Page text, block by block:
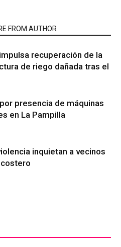
FROM AUTHOR
recuperación de la
de riego dañada tras el
presencia de máquinas
en La Pampilla
inquietan a vecinos